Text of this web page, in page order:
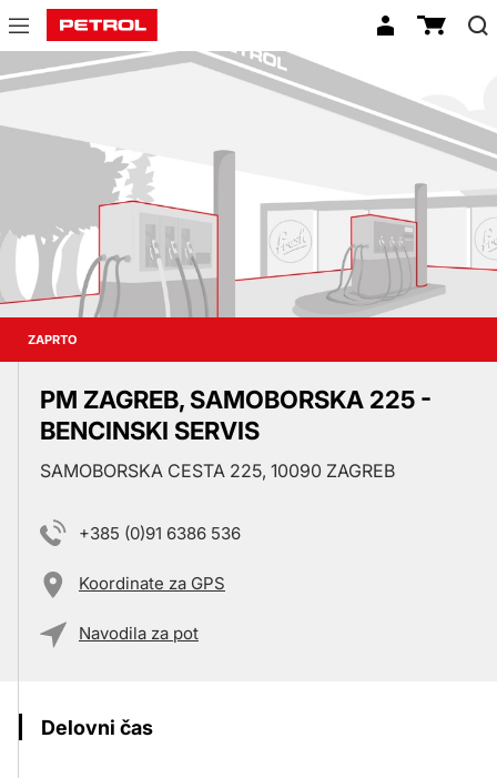
Prodajna
mesta
ZAPRTO
PM ZAGREB, SAMOBORSKA 225 -
BENCINSKI SERVIS
SAMOBORSKA CESTA 225, 10090 ZAGREB
+385 (0)91 6386 536
Koordinate za GPS
Navodila za pot
Delovni čas